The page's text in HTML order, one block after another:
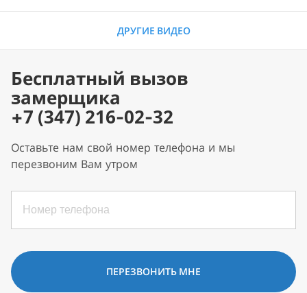
ДРУГИЕ ВИДЕО
Бесплатный вызов
замерщика
+7 (347) 216-02-32
Оставьте нам свой номер телефона и мы
перезвоним Вам утром
ПЕРЕЗВОНИТЬ МНЕ